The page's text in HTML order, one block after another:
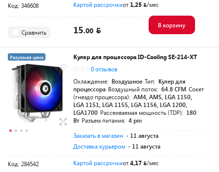
Код: 346608 Картой рассрочкиот 1,25 /мес
Сравнить 15.00
В корзину
Разумная цена
Кулер для процессора ID-Cooling SE-214-XT
0 отзывов
Охлаждение: Воздушное Тип: Кулер для
процессора Воздушный поток: 64.8 CFM Сокет
(гнездо процессора): AM4, AM5, LGA 1150,
LGA 1151, LGA 1155, LGA 1156, LGA 1200,
LGA1700 Рассеиваемая мощность (TDP): 180
Вт Разъем питания: 4 pin
Заказать в магазин - 11 августа
Доставка курьером - 11 августа
Код: 284542 Картой рассрочкиот4,17 /мес